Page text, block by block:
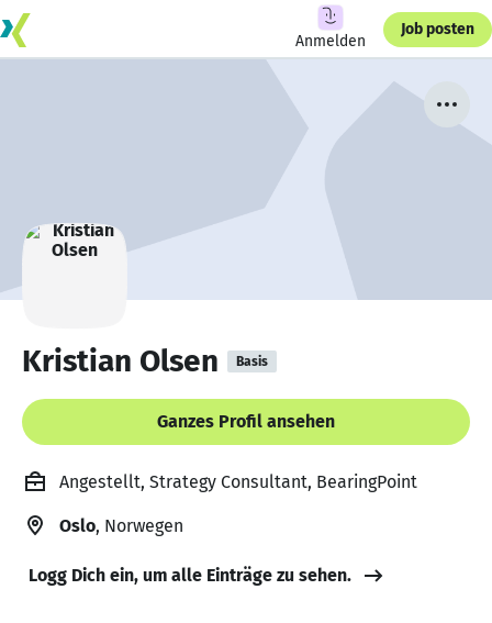
Anmelden
Job posten
Kristian Olsen Basis
Ganzes Profil ansehen
Angestellt, Strategy Consultant, BearingPoint
Oslo, Norwegen
Logg Dich ein, um alle Einträge zu sehen.